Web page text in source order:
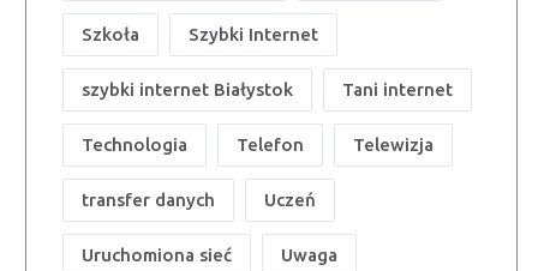
Szkoła Szybki Internet
szybki internet Białystok Tani internet
Technologia Telefon Telewizja
transfer danych Uczeń
Uruchomiona sieć Uwaga